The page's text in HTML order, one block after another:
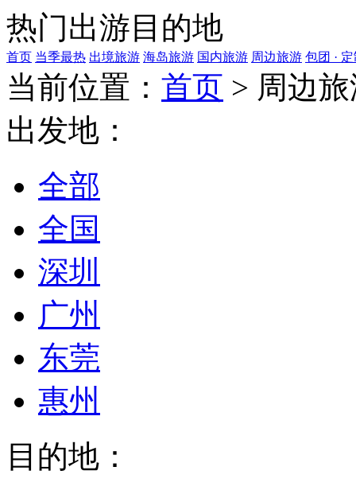
热门出游目的地
首页 当季最热 出境旅游 海岛旅游 国内旅游 周边旅游 包团 ·
当前位置： 首页 > 周边
出发地：
全部
全国
深圳
广州
东莞
惠州
目的地：